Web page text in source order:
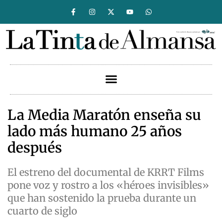
La Media Maratón enseña su
lado más humano 25 años
después
El estreno del documental de KRRT Films
pone voz y rostro a los «héroes invisibles»
que han sostenido la prueba durante un
cuarto de siglo